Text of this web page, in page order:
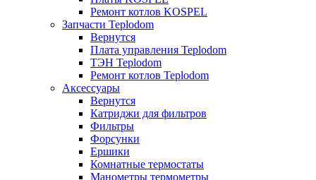
Ремонт котлов KOSPEL
Запчасти Teplodom
Вернутся
Плата управления Teplodom
ТЭН Teplodom
Ремонт котлов Teplodom
Аксессуары
Вернутся
Катриджи для фильтров
Фильтры
Форсунки
Ершики
Комнатные термостаты
Манометры термометры